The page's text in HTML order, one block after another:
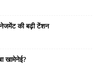
की बढ़ी टेंशन
खामेनेई?